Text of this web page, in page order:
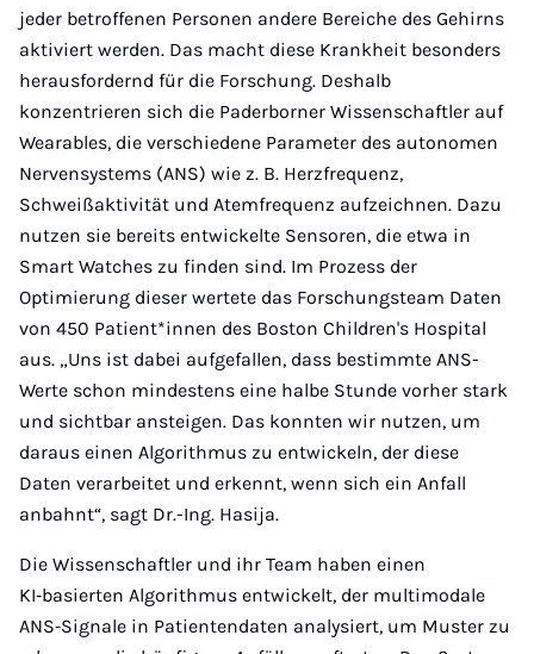
jeder betroffenen Personen andere Bereiche des Gehirns
aktiviert werden. Das macht diese Krankheit besonders
herausfordernd für die Forschung. Deshalb
konzentrieren sich die Paderborner Wissenschaftler auf
Wearables, die verschiedene Parameter des autonomen
Nervensystems (ANS) wie z. B. Herzfrequenz,
Schweißaktivität und Atemfrequenz aufzeichnen. Dazu
nutzen sie bereits entwickelte Sensoren, die etwa in
Smart Watches zu finden sind. Im Prozess der
Optimierung dieser wertete das Forschungsteam Daten
von 450 Patient*innen des Boston Children's Hospital
aus. „Uns ist dabei aufgefallen, dass bestimmte ANS-
Werte schon mindestens eine halbe Stunde vorher stark
und sichtbar ansteigen. Das konnten wir nutzen, um
daraus einen Algorithmus zu entwickeln, der diese
Daten verarbeitet und erkennt, wenn sich ein Anfall
anbahnt“, sagt Dr.-Ing. Hasija.
Die Wissenschaftler und ihr Team haben einen
KI‑basierten Algorithmus entwickelt, der multimodale
ANS‑Signale in Patientendaten analysiert, um Muster zu